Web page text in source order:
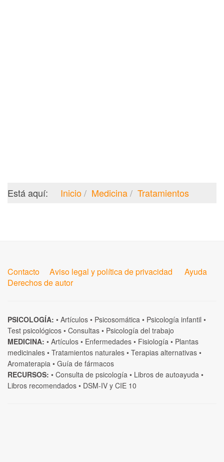
Está aquí: Inicio Medicina Tratamientos
Contacto Aviso legal y política de privacidad
Ayuda
Derechos de autor
PSICOLOGÍA: • Artículos • Psicosomática • Psicología infantil •
Test psicológicos • Consultas • Psicología del trabajo
MEDICINA: • Artículos • Enfermedades • Fisiología • Plantas
medicinales • Tratamientos naturales • Terapias alternativas •
Aromaterapia • Guía de fármacos
RECURSOS: • Consulta de psicología • Libros de autoayuda •
Libros recomendados • DSM-IV y CIE 10